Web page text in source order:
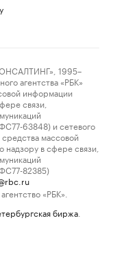
1995–
агентства «РБК»
информации
связи,
63848) и сетевого
массовой
в сфере связи,
82385)
«РБК».
биржа